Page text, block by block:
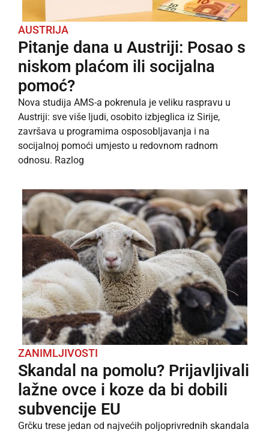
AUSTRIJA
Pitanje dana u Austriji: Posao s
niskom plaćom ili socijalna
pomoć?
Nova studija AMS-a pokrenula je veliku raspravu u
Austriji: sve više ljudi, osobito izbjeglica iz Sirije,
završava u programima osposobljavanja i na
socijalnoj pomoći umjesto u redovnom radnom
odnosu. Razlog
ZANIMLJIVOSTI
Skandal na pomolu? Prijavljivali
lažne ovce i koze da bi dobili
subvencije EU
Grčku trese jedan od najvećih poljoprivrednih skandala